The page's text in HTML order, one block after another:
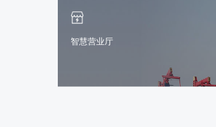
智慧营业厅